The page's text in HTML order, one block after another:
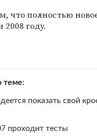
что полностью
2008 году.
теме
показать свой
проходит тесты